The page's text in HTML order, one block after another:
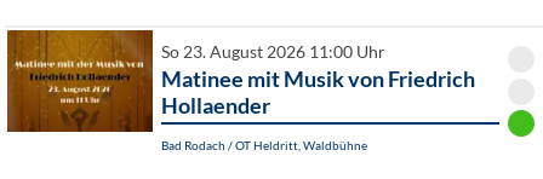
So 23. August 2026 11:00 Uhr
Matinee mit Musik von Friedrich
Hollaender
Bad Rodach / OT Heldritt, Waldbühne